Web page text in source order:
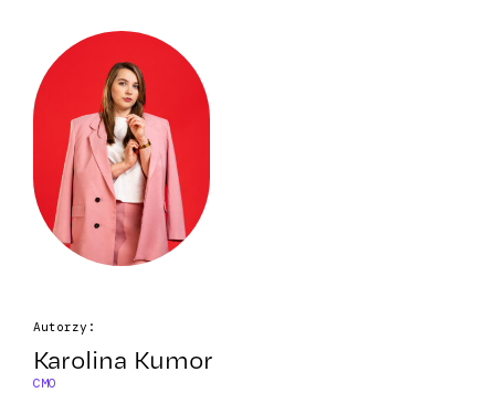
Autorzy:
Karolina Kumor
CMO